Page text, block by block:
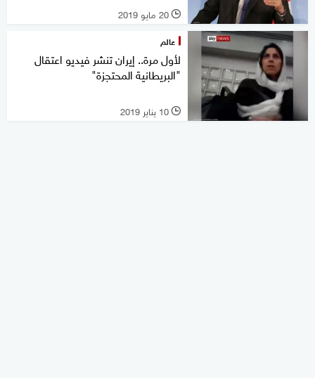
l 20 مايو 2019
عالم
لأول مرة.. إيران تنشر فيديو اعتقال
"البريطانية المحتجزة"
l 10 يناير 2019